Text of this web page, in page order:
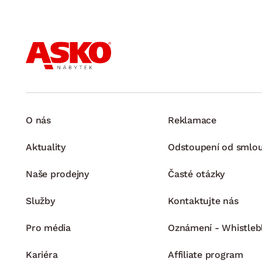
O nás
Aktuality
Naše prodejny
Služby
Pro média
Kariéra
Reklamace
Odstoupení od
Časté otázky
Kontaktujte nás
Oznámení -
Affiliate program